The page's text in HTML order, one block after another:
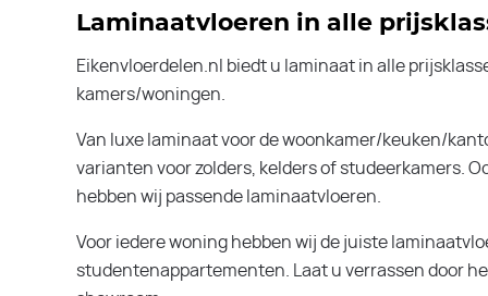
Laminaatvloeren in alle
Eikenvloerdelen.nl biedt u laminaat in alle
kamers/woningen.
Van luxe laminaat voor de woonkamer/keuken/
varianten voor zolders, kelders of studeerkamers.
hebben wij passende laminaatvloeren.
Voor iedere woning hebben wij de juiste
studentenappartementen. Laat u verrassen door